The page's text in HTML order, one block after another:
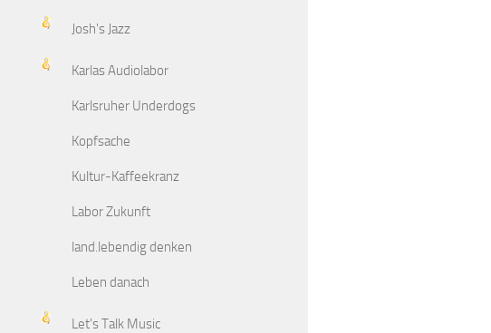
Josh's Jazz
Karlas Audiolabor
Karlsruher Underdogs
Kopfsache
Kultur-Kaffeekranz
Labor Zukunft
land.lebendig denken
Leben danach
Let's Talk Music